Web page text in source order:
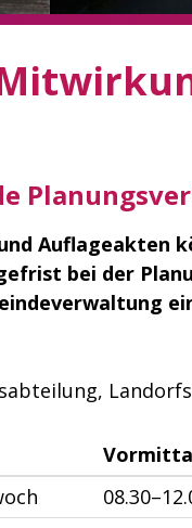
Auflageakten
bei der